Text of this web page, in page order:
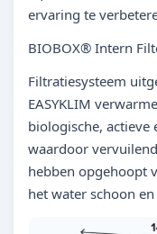
ervaring te
BIOBOX® Intern
Filtratiesysteem
EASYKLIM
biologische, actieve
waardoor
hebben opgehoopt
het water schoon